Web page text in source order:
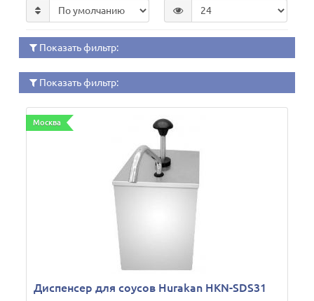
Показать фильтр:
Показать фильтр:
Москва
Диспенсер для соусов Hurakan HKN-SDS31